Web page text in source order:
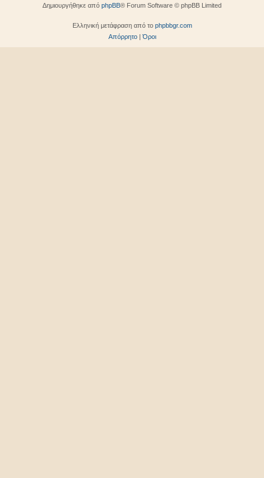
Δημιουργήθηκε από phpBB® Forum Software © phpBB Limited
Ελληνική μετάφραση από το phpbbgr.com
Απόρρητο|Όροι